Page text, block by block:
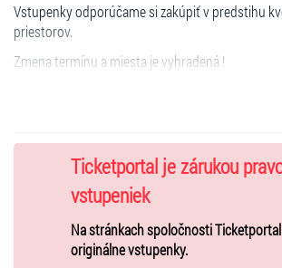
Vstupenky odporúčame si zakúpiť v predstihu
priestorov.
Zmena termínu a miesta je vyhradená !
Ticketportal je zárukou
vstupeniek
Na stránkach spoločnosti
originálne vstupenky.